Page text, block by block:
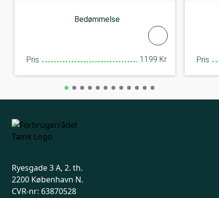
Bedømmelse
Pris 1199 Kr. Pris
Ryesgade 3 A, 2. th.
2200 København N.
CVR-nr: 63870528